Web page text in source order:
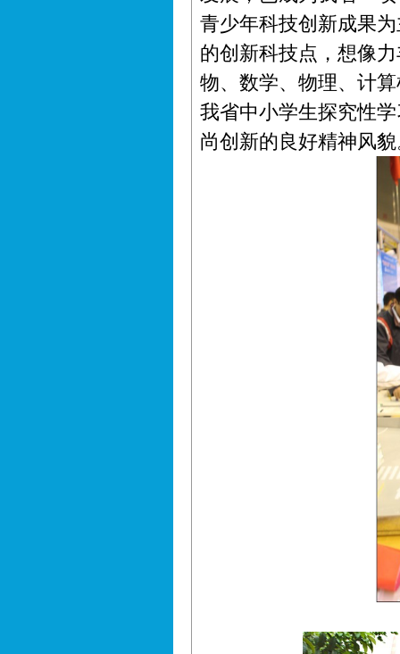
青少年科技创新成果
的创新科技点，想像
物、数学、物理、计
我省中小学生探究性
尚创新的良好精神风